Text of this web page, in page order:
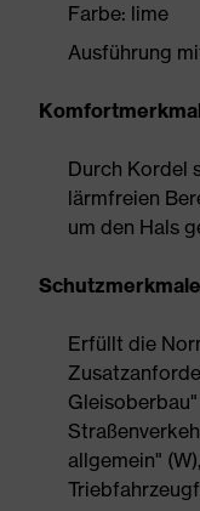
Farbe: lime
Ausführung
Durch Kordel
lärmfreien
um den Hals
Schutzmerkmale
Erfüllt die
allgemein"